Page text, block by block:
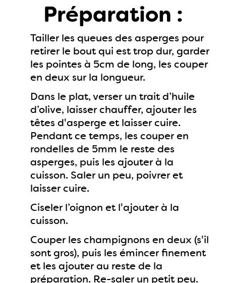
Préparation :
Tailler les queues des asperges pour
retirer le bout qui est trop dur, garder
les pointes à 5cm de long, les couper
en deux sur la longueur.
Dans le plat, verser un trait d’huile
d’olive, laisser chauffer, ajouter les
têtes d'asperge et laisser cuire.
Pendant ce temps, les couper en
rondelles de 5mm le reste des
asperges, puis les ajouter à la
cuisson. Saler un peu, poivrer et
laisser cuire.
Ciseler l’oignon et l'ajouter à la
cuisson.
Couper les champignons en deux (s'il
sont gros), puis les émincer finement
et les ajouter au reste de la
préparation. Re-saler un petit peu.